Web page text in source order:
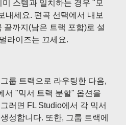
스템과 일치하는 경우 "모
내세요. 편곡 선택에서 내보
끝까지(남은 트랙 포함)로 설
라이즈는 끄세요.
룹 트랙으로 라우팅한 다음,
서 "믹서 트랙 분할" 옵션을
러면 FL Studio에서 각 믹서
성합니다. 또한, 그룹 트랙에